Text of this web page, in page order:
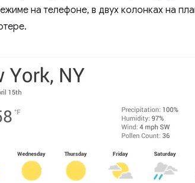
на телефоне, в двух колонках на